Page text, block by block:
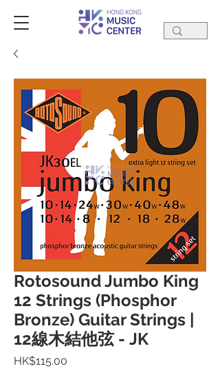
Rotosound Jumbo King
12 Strings (Phosphor
Bronze) Guitar Strings |
12線木結他弦 - JK
HK$115.00